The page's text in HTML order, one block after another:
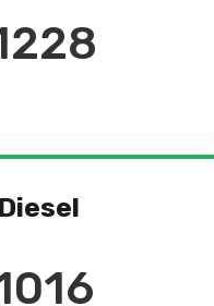
Diesel